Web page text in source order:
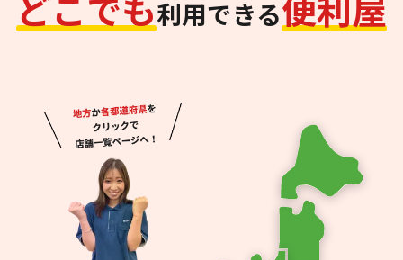
利用できる